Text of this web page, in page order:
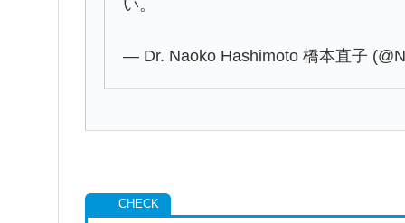
い。
— Dr. Naoko Hashimoto 橋本直子